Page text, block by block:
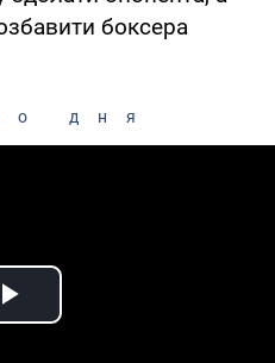
боксера
дня
Play Video